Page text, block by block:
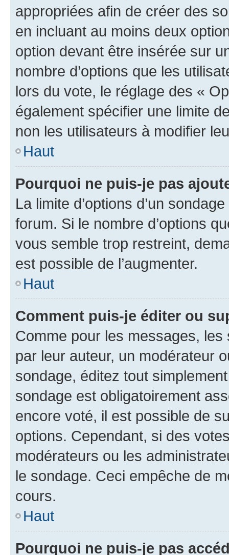
appropriées afin de créer des
en incluant au moins deux
option devant être insérée sur
nombre d’options que les
lors du vote, le réglage des «
également spécifier une limite
non les utilisateurs à modifier
Haut
Pourquoi ne puis-je pas
La limite d’options d’un
forum. Si le nombre d’options
vous semble trop restreint,
est possible de l’augmenter.
Haut
Comment puis-je éditer ou
Comme pour les messages,
par leur auteur, un modérateur
sondage, éditez tout
sondage est obligatoirement
encore voté, il est possible de
options. Cependant, si des
modérateurs ou les
le sondage. Ceci empêche de
cours.
Haut
Pourquoi ne puis-je pas